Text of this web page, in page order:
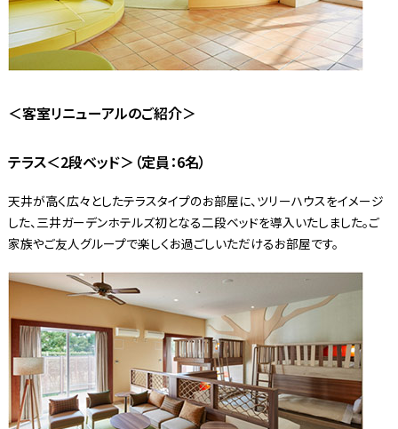
＜客室リニューアルのご紹介＞
テラス＜2段ベッド＞（定員：6名）
天井が高く広々としたテラスタイプのお部屋に、ツリーハウスをイメージ
した、三井ガーデンホテルズ初となる二段ベッドを導入いたしました。ご
家族やご友人グループで楽しくお過ごしいただけるお部屋です。